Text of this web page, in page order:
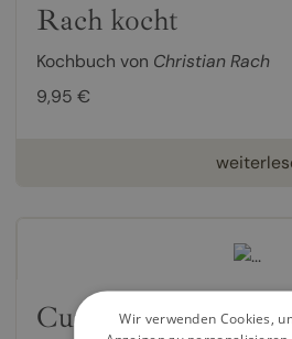
Rach kocht
Kochbuch von Christian Rach
9,95 €
Curry QueenWir verwenden Cookies,